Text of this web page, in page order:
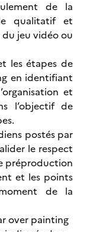
de la
qualitatif et
jeu vidéo ou
les étapes de
en identifiant
et
l’objectif de
postés par
le respect
préproduction
et les points
de la
over painting